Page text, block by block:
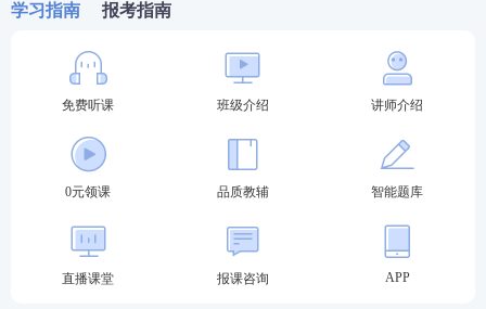
严格意义上说，现如今的法律职业资格考试经历了三
个阶段：
1986年-2001年律师资格全国统一考试——2002年-20
17年统一国家司法考试——2018年-至今国家统一法
律职业资格考试。
国统一考试。
学习指南 报考指南
免费听课 班级介绍 讲师介绍
0元领课 品质教辅 智能题库
直播课堂 报课咨询 APP